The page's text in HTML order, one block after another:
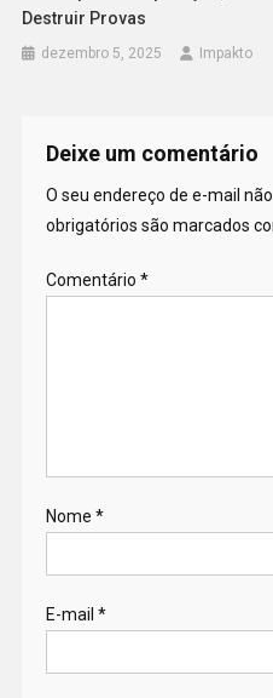
Destruir Provas
dezembro 5, 2025 Impakto
Deixe um comentário
O seu endereço de e-mail
obrigatórios são marcados
Comentário *
Nome *
E-mail *